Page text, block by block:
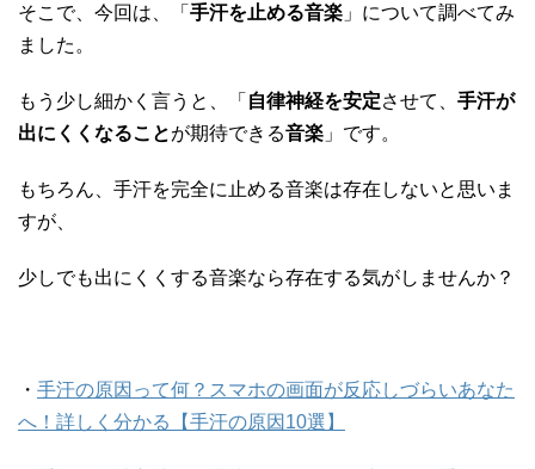
そこで、今回は、「 手汗を止める音楽 」について調べてみ
ました。
もう少し細かく言うと、「 自律神経を安定させて、 手汗が
出にくくなることが期待できる音楽 」です。
もちろん、手汗を完全に止める音楽は存在しないと思いま
すが、
少しでも出にくくする音楽なら存在する気がしませんか？
・ 手汗の原因って何？スマホの画面が反応しづらいあなた
へ！詳しく分かる【手汗の原因10選】